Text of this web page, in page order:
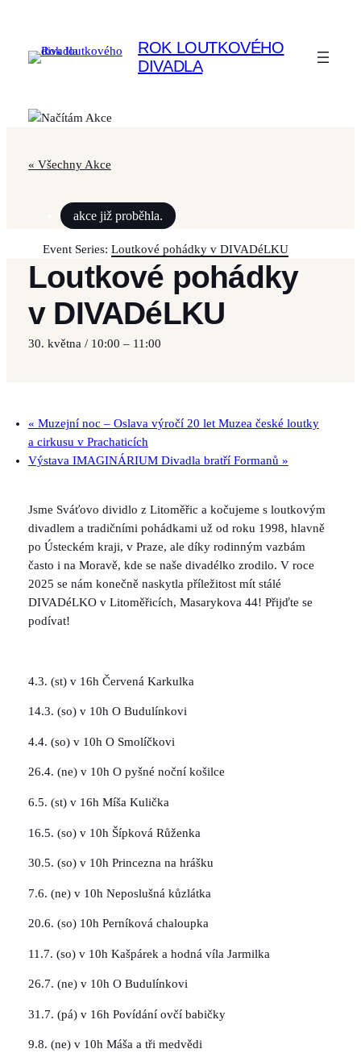
ROK LOUTKOVÉHO
DIVADLA
« Všechny Akce
akce již proběhla.
Event Series: Loutkové pohádky v DIVADéLKU
Loutkové pohádky
v DIVADéLKU
30. května / 10:00 – 11:00
« Muzejní noc – Oslava výročí 20 let Muzea české loutky
a cirkusu v Prachaticích
Výstava IMAGINÁRIUM Divadla bratří Formanů »
Jsme Sváťovo dividlo z Litoměřic a kočujeme s loutkovým
divadlem a tradičními pohádkami už od roku 1998, hlavně
po Ústeckém kraji, v Praze, ale díky rodinným vazbám
často i na Moravě, kde se naše divadélko zrodilo. V roce
2025 se nám konečně naskytla příležitost mít stálé
DIVADéLKO v Litoměřicích, Masarykova 44! Přijďte se
podívat!
4.3. (st) v 16h Červená Karkulka
14.3. (so) v 10h O Budulínkovi
4.4. (so) v 10h O Smolíčkovi
26.4. (ne) v 10h O pyšné noční košilce
6.5. (st) v 16h Míša Kulička
16.5. (so) v 10h Šípková Růženka
30.5. (so) v 10h Princezna na hrášku
7.6. (ne) v 10h Neposlušná kůzlátka
20.6. (so) 10h Perníková chaloupka
11.7. (so) v 10h Kašpárek a hodná víla Jarmilka
26.7. (ne) v 10h O Budulínkovi
31.7. (pá) v 16h Povídání ovčí babičky
9.8. (ne) v 10h Máša a tři medvědi